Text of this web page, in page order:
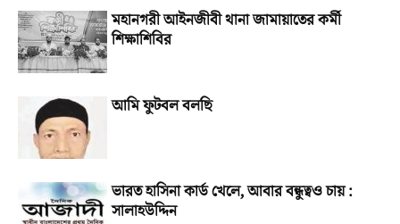
মহানগরী আইনজীবী থানা জামায়াতের কর্মী
শিক্ষাশিবির
আমি ফুটবল বলছি
ভারত হাসিনা কার্ড খেলে, আবার বন্ধুত্বও চায় :
সালাহউদ্দিন